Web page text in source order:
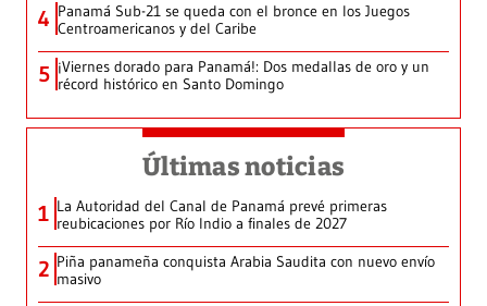
4 Panamá Sub-21 se queda con el bronce en los Juegos
Centroamericanos y del Caribe
5 ¡Viernes dorado para Panamá!: Dos medallas de oro y un
récord histórico en Santo Domingo
Últimas noticias
1 La Autoridad del Canal de Panamá prevé primeras
reubicaciones por Río Indio a finales de 2027
2 Piña panameña conquista Arabia Saudita con nuevo envío
masivo